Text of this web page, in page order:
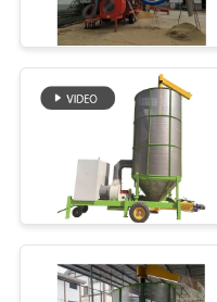
CONTACTEER
ONS
VERZOEK
OM EEN
CITAAT
Kleine